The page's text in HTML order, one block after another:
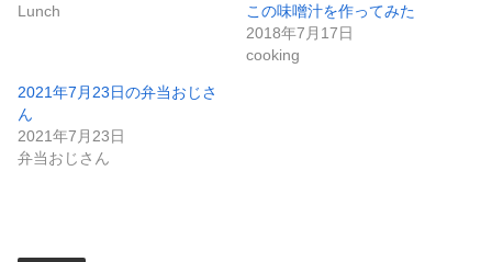
Lunch
この味噌汁を作ってみた
2018年7月17日
cooking
2021年7月23日の弁当おじさ
ん
2021年7月23日
弁当おじさん